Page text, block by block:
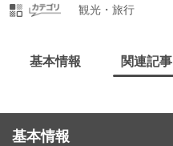
観光・旅行
基本情報 関連記事
基本情報